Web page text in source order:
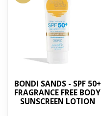
BONDI SANDS - SPF 50+
FRAGRANCE FREE BODY
SUNSCREEN LOTION